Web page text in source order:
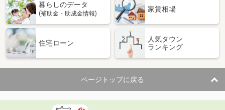
暮らしのデータ
(補助金・助成金情報)
家賃相場
住宅ローン
人気タウン
ランキング
ページトップに戻る